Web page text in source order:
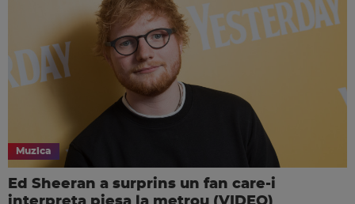
Muzica
Ed Sheeran a surprins un fan care-i